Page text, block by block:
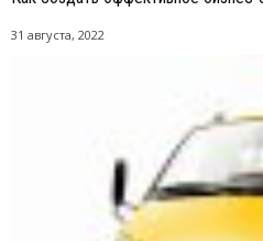
31 августа, 2022